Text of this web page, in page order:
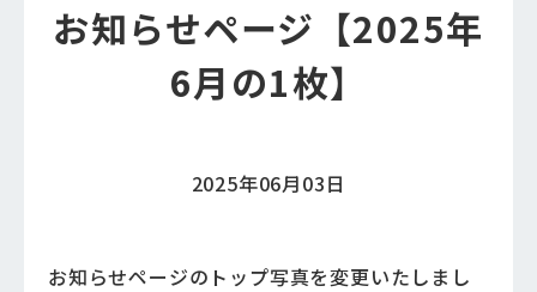
お知らせページ【2025年
6月の1枚】
2025年06月03日
お知らせページのトップ写真を変更いたしまし